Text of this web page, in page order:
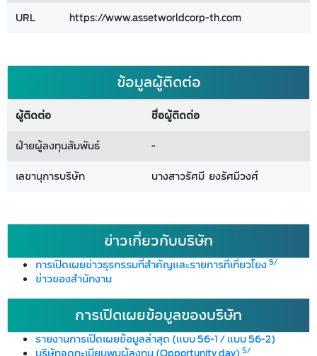
URL https://www.assetworldcorp-th.com
ข้อมูลผู้ติดต่อ
ผู้ติดต่อ
ชื่อผู้ติดต่อ
ฝ่ายผู้ลงทุนสัมพันธ์
-
เลขานุการบริษัท
นางสาวรัศมี ยงรัศมีวงศ์
ข่าวเกี่ยวกับบริษัท
การเปิดเผยข่าวธุรกรรมที่สำคัญและรายการที่เกี่ยวโยง5/
ข่าวของสำนักงาน
การเปิดเผยข้อมูลของบริษัท
รายงานการเปิดเผยข้อมูลล่าสุด (แบบ 56-1 / แบบ 56-2)
5/